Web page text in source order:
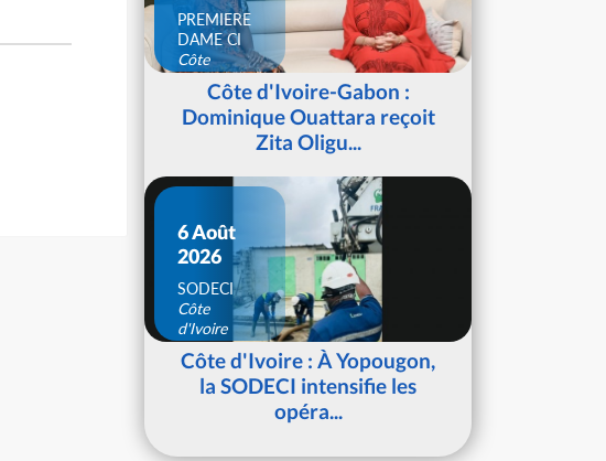
PREMIERE
DAME CI
Côte
d'IvoireCôte d'Ivoire-Gabon :
Dominique Ouattara reçoit
Zita Oligu...
6 Août
2026
SODECI
Côte
d'Ivoire
Côte d'Ivoire : À Yopougon,
la SODECI intensifie les
opéra...